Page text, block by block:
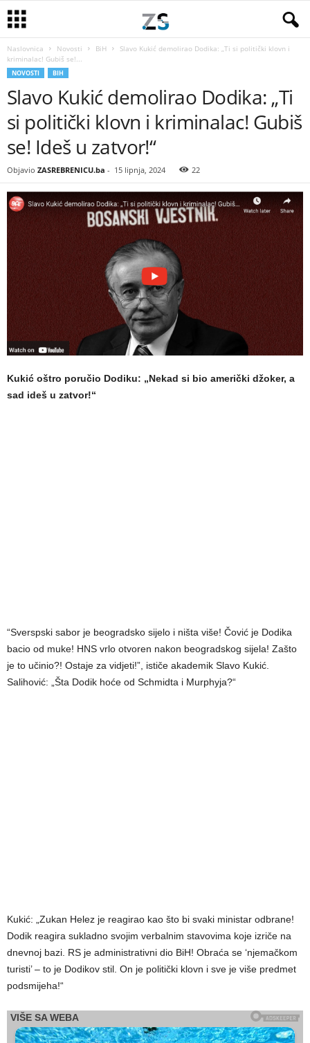
Naslovnica Novosti BiH
Slavo Kukić demolirao Dodika: „Ti si politički klovn i
kriminalac! Gubiš se!...
NOVOSTI BIH
Slavo Kukić demolirao Dodika: „Ti
si politički klovn i kriminalac! Gubiš
se! Ideš u zatvor!“
Objavio ZASREBRENICU.ba - 15 lipnja, 2024 22
Kukić oštro poručio Dodiku: „Nekad si bio američki džoker, a
sad ideš u zatvor!“
“Sverspski sabor je beogradsko sijelo i ništa više! Čović je Dodika
bacio od muke! HNS vrlo otvoren nakon beogradskog sijela! Zašto
je to učinio?! Ostaje za vidjeti!”, ističe akademik Slavo Kukić.
Salihović: „Šta Dodik hoće od Schmidta i Murphyja?“
Kukić: „Zukan Helez je reagirao kao što bi svaki ministar odbrane!
Dodik reagira sukladno svojim verbalnim stavovima koje izriče na
dnevnoj bazi. RS je administrativni dio BiH! Obraća se ‘njemačkom
turisti’ – to je Dodikov stil. On je politički klovn i sve je više predmet
podsmijeha!“